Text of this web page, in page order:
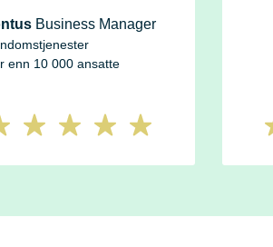
Business Manager
enn 10 000 ansatte